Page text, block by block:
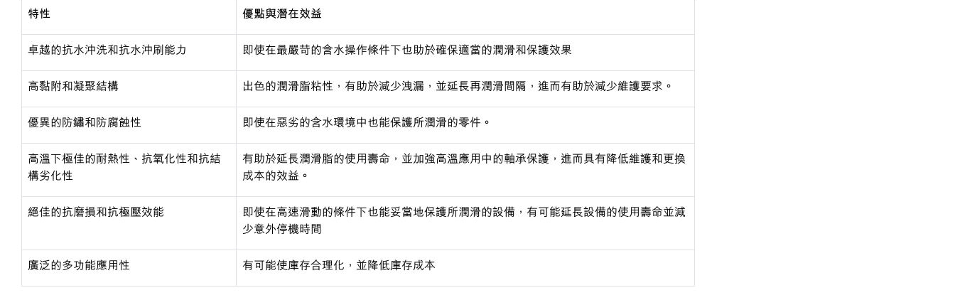
特性 優點與潛在效益
卓越的抗水沖洗和抗水沖刷能力 即使在最嚴苛的含水操作條件下也助於確保適當的潤滑和保護效果
高黏附和凝聚結構 出色的潤滑脂粘性，有助於減少洩漏，並延長再潤滑間隔，進而有助於減少維護要求。
優異的防鏽和防腐蝕性 即使在惡劣的含水環境中也能保護所潤滑的零件。
高溫下極佳的耐熱性、抗氧化性和抗結
構劣化性
有助於延長潤滑脂的使用壽命，並加強高溫應用中的軸承保護，進而具有降低維護和更換
成本的效益。
絕佳的抗磨損和抗極壓效能
即使在高速滑動的條件下也能妥當地保護所潤滑的設備，有可能延長設備的使用壽命並減
少意外停機時間
廣泛的多功能應用性 有可能使庫存合理化，並降低庫存成本